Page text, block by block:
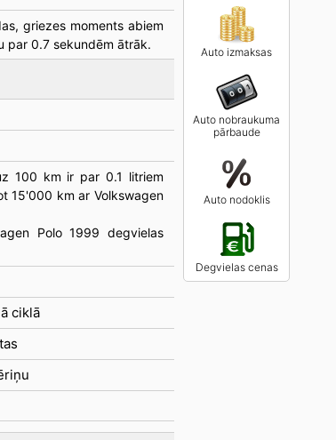
Auto izmaksas
Auto nobraukuma
pārbaude
Auto nodoklis
Degvielas cenas
griezes moments abiem
par 0.7 sekundēm ātrāk.
100 km ir par 0.1 litriem
15'000 km ar Volkswagen
Polo 1999 degvielas
ciklā